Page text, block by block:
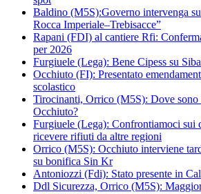
Baldino (M5S):Governo intervenga
Rocca Imperiale–Trebisacce”
Rapani (FDI) al cantiere Rfi:
per 2026
Furgiuele (Lega): Bene Cipess su
Occhiuto (FI): Presentato
scolastico
Tirocinanti, Orrico (M5S): Dove sono
Occhiuto?
Furgiuele (Lega): Confrontiamoci sui
ricevere rifiuti da altre regioni
Orrico (M5S): Occhiuto interviene
su bonifica Sin Kr
Antoniozzi (Fdi): Stato presente in
Ddl Sicurezza, Orrico (M5S):